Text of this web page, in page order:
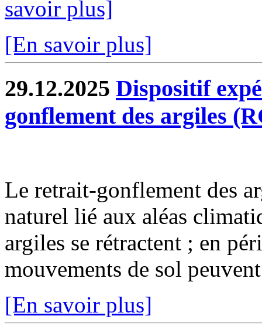
savoir plus]
[En savoir plus]
29.12.2025 Dispositif
gonflement des argiles
Le retrait-gonflement des
naturel lié aux aléas
argiles se rétractent ; en
mouvements de sol
[En savoir plus]